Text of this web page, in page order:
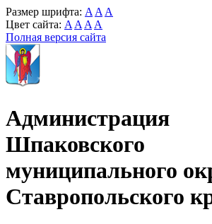
Размер шрифта: A A A
Цвет сайта: A A A A
Полная версия сайта
Администрация
Шпаковского
муниципального
Ставропольского